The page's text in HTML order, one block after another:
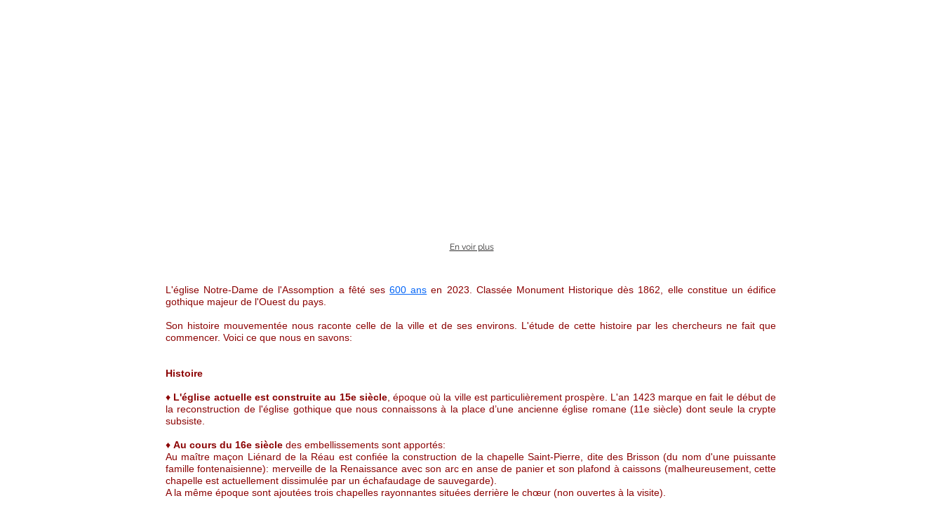
En voir plus
L'église Notre-Dame de l'Assomption a fêté ses600 ans en 2023. Classée Monument Historique dès 1862, elle constitue un édifice
gothique majeur de l'Ouest du pays.
Son histoire mouvementée nous raconte celle de la ville et de ses environs. L'étude de cette histoire par les chercheurs ne fait que
commencer. Voici ce que nous en savons:
Histoire
♦ L'église actuelle est construite au 15e siècle, époque où la ville est particulièrement prospère. L'an 1423 marque en fait le début de
la reconstruction de l'église gothique que nous connaissons à la place d’une ancienne église romane (11e siècle) dont seule la crypte
subsiste.
♦ Au cours du 16e siècle des embellissements sont apportés:
Au maître maçon Liénard de la Réau est confiée la construction de la chapelle Saint-Pierre, dite des Brisson (du nom d'une puissante
famille fontenaisienne): merveille de la Renaissance avec son arc en anse de panier et son plafond à caissons (malheureusement, cette
chapelle est actuellement dissimulée par un échafaudage de sauvegarde).
A la même époque sont ajoutées trois chapelles rayonnantes situées derrière le chœur (non ouvertes à la visite).